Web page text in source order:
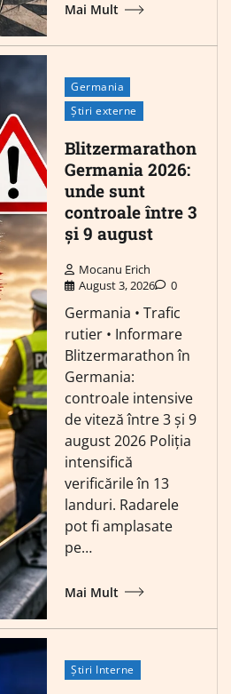
Mai Mult
Germania
Știri externe
Blitzermarathon
Germania 2026:
unde sunt
controale între 3
și 9 august
Mocanu Erich
August 3, 2026
0
Germania • Trafic
rutier • Informare
Blitzermarathon în
Germania:
controale intensive
de viteză între 3 și 9
august 2026 Poliția
intensifică
verificările în 13
landuri. Radarele
pot fi amplasate
pe…
Mai Mult
Știri Interne